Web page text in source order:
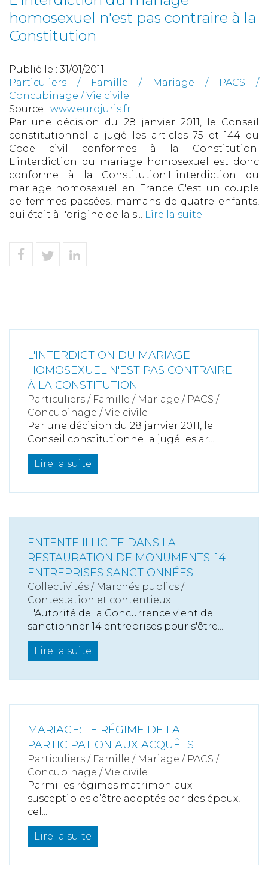
homosexuel n'est pas contraire à la
Constitution
Publié le : 31/01/2011
Particuliers / Famille /
Mariage / PACS /
Concubinage / Vie civile
Source : www.eurojuris.fr
Par une décision du 28 janvier 2011, le Conseil
constitutionnel a jugé les articles 75 et 144 du
Code civil conformes à la Constitution.
L'interdiction du mariage homosexuel est donc
conforme à la Constitution.L'interdiction du
mariage homosexuel en France C'est un couple
de femmes pacsées, mamans de quatre enfants,
qui était à l'origine de la s... Lire la suite
L'INTERDICTION DU MARIAGE
HOMOSEXUEL N'EST PAS CONTRAIRE
À LA CONSTITUTION
Particuliers / Famille / Mariage / PACS /
Concubinage / Vie civile
Par une décision du 28 janvier 2011, le
Conseil constitutionnel a jugé les ar...
Lire la suite
ENTENTE ILLICITE DANS LA
RESTAURATION DE MONUMENTS: 14
ENTREPRISES SANCTIONNÉES
Collectivités / Marchés publics /
Contestation et contentieux
L'Autorité de la Concurrence vient de
sanctionner 14 entreprises pour s'être...
Lire la suite
MARIAGE: LE RÉGIME DE LA
PARTICIPATION AUX ACQUÊTS
Particuliers / Famille / Mariage / PACS /
Concubinage / Vie civile
Parmi les régimes matrimoniaux
susceptibles d’être adoptés par des époux,
cel...
Lire la suite